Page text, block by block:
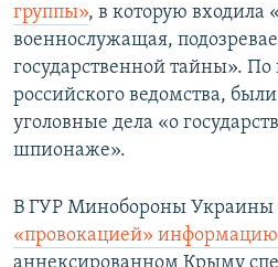
группы», в которую входила
военнослужащая,
государственной тайны».
российского ведомства,
уголовные дела «о
шпионаже».
В ГУР Минобороны Украины
«провокацией»
аннексированном Крыму